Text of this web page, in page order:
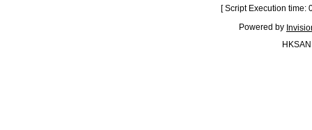
[ Script Execution
Powered by